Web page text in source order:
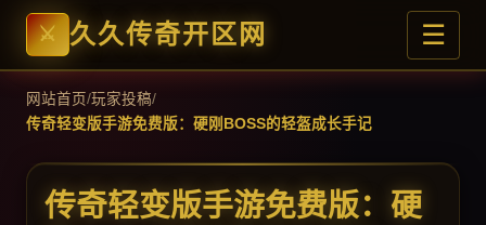
久久传奇开区网 ☰
网站首页/玩家投稿/
传奇轻变版手游免费版：硬刚BOSS的轻盔成长手记
传奇轻变版手游免费版：硬